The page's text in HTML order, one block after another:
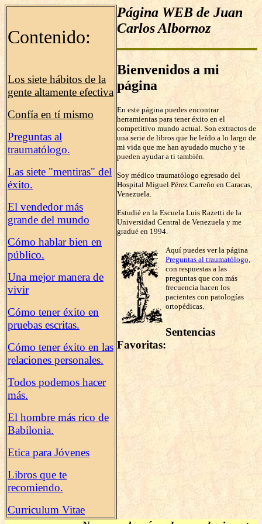
Contenido:
Los siete hábitos de la
gente altamente efectiva
Confía en tí mismo
Preguntas al
traumatólogo.
Las siete "mentiras" del
éxito.
El vendedor más
grande del mundo
Cómo hablar bien en
público.
Una mejor manera de
vivir
Cómo tener éxito en
pruebas escritas.
Cómo tener éxito en las
relaciones personales.
Todos podemos hacer
más.
El hombre más rico de
Babilonia.
Etica para Jóvenes
Libros que te
recomiendo.
Curriculum Vitae
Página WEB de Juan
Carlos Albornoz
Bienvenidos a mi
página
En este página puedes encontrar
herramientas para tener éxito en el
competitivo mundo actual. Son extractos de
una serie de libros que he leído a lo largo de
mi vida que me han ayudado mucho y te
pueden ayudar a ti también.
Soy médico traumatólogo egresado del
Hospital Miguel Pérez Carreño en Caracas,
Venezuela.
Estudié en la Escuela Luis Razetti de la
Universidad Central de Venezuela y me
gradué en 1994.
Aquí puedes ver la página
Preguntas al traumatólogo,
con respuestas a las
preguntas que con más
frecuencia hacen los
pacientes con patologías
ortopédicas.
Sentencias
Favoritas: